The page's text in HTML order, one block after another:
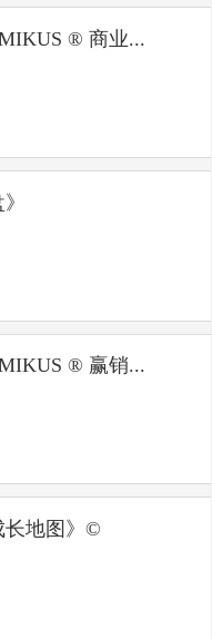
® 商业...
® 赢销...
长地图》©